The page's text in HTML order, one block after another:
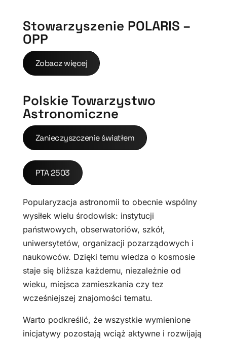
Stowarzyszenie POLARIS –
OPP
Zobacz więcej
Polskie Towarzystwo
Astronomiczne
Zanieczyszczenie światłem
PTA 2503
Popularyzacja astronomii to obecnie wspólny
wysiłek wielu środowisk: instytucji
państwowych, obserwatoriów, szkół,
uniwersytetów, organizacji pozarządowych i
naukowców. Dzięki temu wiedza o kosmosie
staje się bliższa każdemu, niezależnie od
wieku, miejsca zamieszkania czy tez
wcześniejszej znajomości tematu.
Warto podkreślić, że wszystkie wymienione
inicjatywy pozostają wciąż aktywne i rozwijają